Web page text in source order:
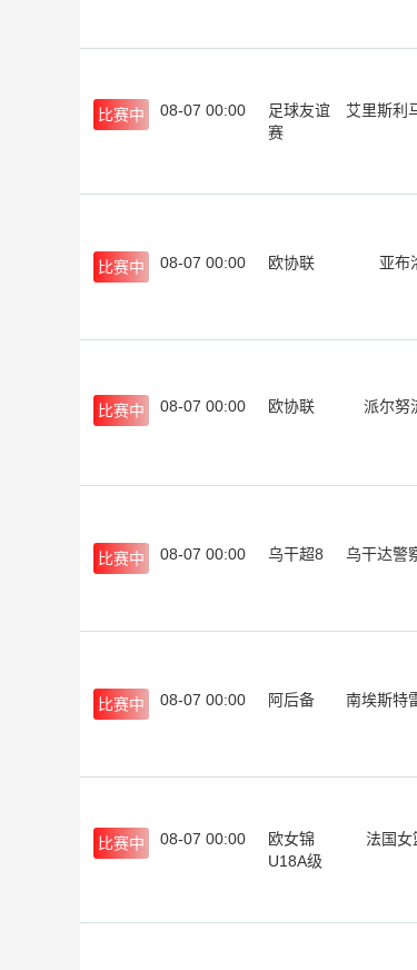
比赛中 08-07 00:00
足球友谊
赛
比赛中 08-07 00:00 欧协联 亚布
比赛中 08-07 00:00 欧协联 派尔努
比赛中 08-07 00:00 乌干超8
比赛中 08-07 00:00 阿后备
比赛中 08-07 00:00
欧女锦
U18A级
法国女